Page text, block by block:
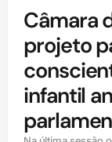
Câmara
projeto
infantil